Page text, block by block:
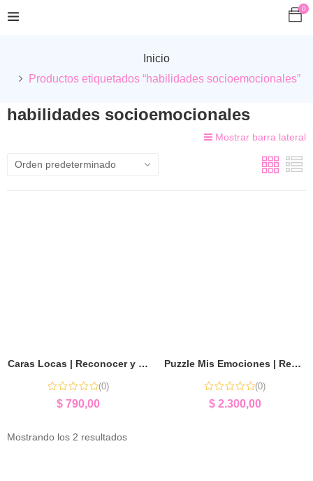
0
Inicio
Productos etiquetados “habilidades socioemocionales”
habilidades socioemocionales
Mostrar barra lateral
Caras Locas | Reconocer y Expresar Emociones
(0)
$ 790,00
Puzzle Mis Emociones | Reconocer y Expresar Emociones
(0)
$2.300,00
Mostrando los 2 resultados